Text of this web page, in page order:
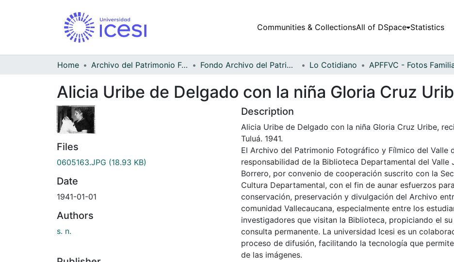
Communities & CollectionsAll of DSpace Statistics
Home Archivo del Patrimonio Fotográfico y Fílmico del Valle del Cauca Fondo Archivo del Patrimonio Fotográfico y Fílmico del Valle del Cauca Lo Cotidiano
Alicia Uribe de Delgado con la niña Gloria Cruz
Files
0605163.JPG (18.93 KB)
Date
1941-01-01
Authors
s. n.
Description
Alicia Uribe de Delgado con la niña Gloria Cruz Uribe,
Tuluá. 1941.
El Archivo del Patrimonio Fotográfico y Fílmico del Valle
responsabilidad de la Biblioteca Departamental del Valle
Borrero, por convenio de cooperación suscrito con la
Cultura Departamental, con el fin de aunar esfuerzos
conservación, preservación y divulgación del Archivo
comunidad Vallecaucana, especialmente entre los
investigadores que visitan la Biblioteca, propiciando el
consulta permanente. La universidad Icesi es un
proceso de difusión, facilitando la tecnología que
de las imágenes.